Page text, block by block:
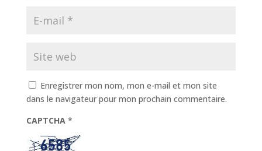
Enregistrer mon nom, mon e-mail et mon site
dans le navigateur pour mon prochain commentaire.
CAPTCHA *